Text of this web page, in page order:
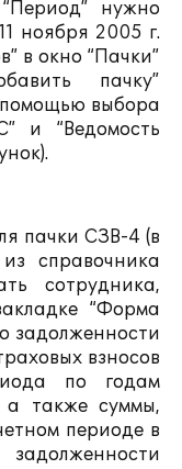
нужно
ноября 2005 г.
в окно “Пачки”
пачку”
выбора
и “Ведомость
пачки СЗВ-4 (в
справочника
сотрудника,
“Форма
задолженности
взносов
по годам
а также суммы,
периоде в